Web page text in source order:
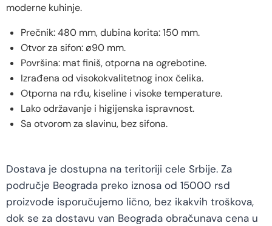
moderne kuhinje.
Prečnik: 480 mm, dubina korita: 150 mm.
Otvor za sifon: ø90 mm.
Površina: mat finiš, otporna na ogrebotine.
Izrađena od visokokvalitetnog inox čelika.
Otporna na rđu, kiseline i visoke temperature.
Lako održavanje i higijenska ispravnost.
Sa otvorom za slavinu, bez sifona.
Dostava je dostupna na teritoriji cele Srbije. Za
područje Beograda preko iznosa od 15000 rsd
proizvode isporučujemo lično, bez ikakvih troškova,
dok se za dostavu van Beograda obračunava cena u